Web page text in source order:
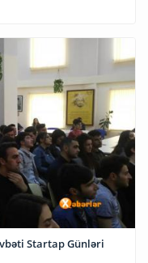
Startap Günləri